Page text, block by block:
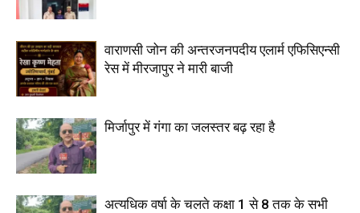
वाराणसी जोन की अन्तरजनपदीय एलार्म एफिसिएन्सी
रेस में मीरजापुर ने मारी बाजी
मिर्जापुर में गंगा का जलस्तर बढ़ रहा है
अत्यधिक वर्षा के चलते कक्षा 1 से 8 तक के सभी